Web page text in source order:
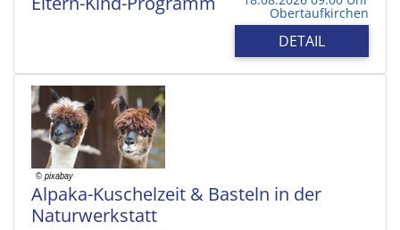
Obertaufkirchen
DETAIL
Alpaka-Kuschelzeit & Basteln in der
Naturwerkstatt